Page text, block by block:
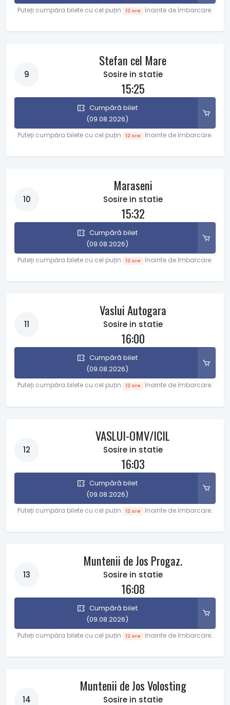
Puteți cumpăra bilete cu cel puțin 12 ore înainte de îmbarcare.
9
Stefan cel Mare
Sosire in statie
15:25
Cumpără bilet
(09.08.2026)
Puteți cumpăra bilete cu cel puțin 12 ore înainte de îmbarcare.
10
Maraseni
Sosire in statie
15:32
Cumpără bilet
(09.08.2026)
Puteți cumpăra bilete cu cel puțin 12 ore înainte de îmbarcare.
11
Vaslui Autogara
Sosire in statie
16:00
Cumpără bilet
(09.08.2026)
Puteți cumpăra bilete cu cel puțin 12 ore înainte de îmbarcare.
12
VASLUI-OMV/ICIL
Sosire in statie
16:03
Cumpără bilet
(09.08.2026)
Puteți cumpăra bilete cu cel puțin 12 ore înainte de îmbarcare.
13
Muntenii de Jos Progaz.
Sosire in statie
16:08
Cumpără bilet
(09.08.2026)
Puteți cumpăra bilete cu cel puțin 12 ore înainte de îmbarcare.
14
Muntenii de Jos Volosting
Sosire in statie